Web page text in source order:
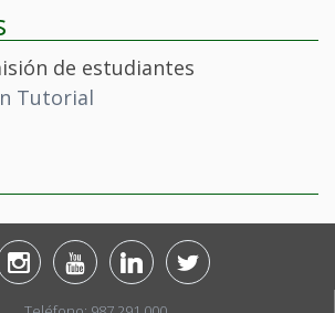
de estudiantes
Tutorial